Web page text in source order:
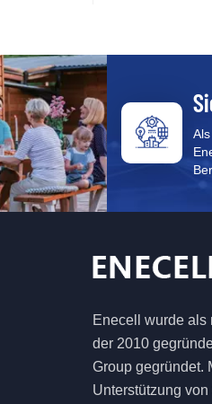
51,2
in-
CFE
One
5,5
das
Enecell wurde als
der 2010
Group gegründet.
Unterstützung